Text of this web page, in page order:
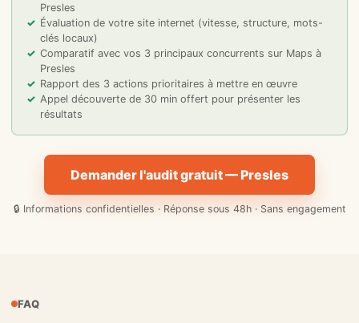
Presles
Évaluation de votre site internet (vitesse, structure, mots-
clés locaux)
Comparatif avec vos 3 principaux concurrents sur Maps à
Presles
Rapport des 3 actions prioritaires à mettre en œuvre
Appel découverte de 30 min offert pour présenter les
résultats
Demander l'audit gratuit — Presles
🔒 Informations confidentielles · Réponse sous 48h · Sans engagement
FAQ